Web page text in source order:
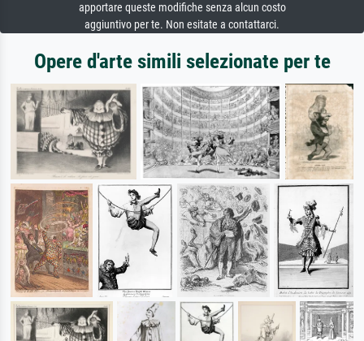
apportare queste modifiche senza alcun costo
aggiuntivo per te. Non esitate a contattarci.
Opere d'arte simili selezionate per te